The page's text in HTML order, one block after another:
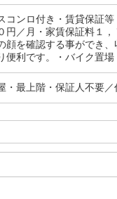
コンロ付き・賃貸保証
円／月・家賃保証料１
顔を確認する事ができ
利です。・バイク置場
・最上階・保証人不要